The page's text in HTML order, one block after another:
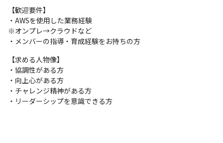
【主なプロジェクト実績例】
◎ 大手キャリア内ネットワーク・サーバー構築／運用／保守
◎ 大手メーカー内、流通Azureクラウド移行検証
◎ 世界最大級SIer企業DC内、ネットワーク設計／構築
◎ メーカー工場内におけるネットワークの設計／構築
◎ 大手情報サイト開発・運営企業DC内、ネットワーク運用／保守
※上記は一例です。
【この仕事の面白み】
・AI×自社サービスに携われます
将来的には、AI技術を搭載した自社サービスの展開を構想してい
【歓迎要件】
・AWSを使用した業務経験
※オンプレ→クラウドなど
・メンバーの指導・育成経験をお持ちの方
【求める人物像】
・協調性がある方
・向上心がある方
・チャレンジ精神がある方
・リーダーシップを意識できる方